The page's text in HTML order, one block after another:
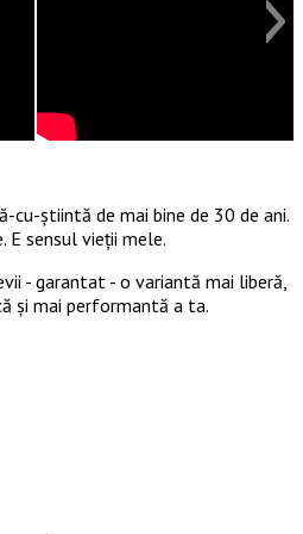
cu-știintă de mai bine de 30 de ani.
sensul vieții mele.
- garantat - o variantă mai liberă,
și mai performantă a ta.